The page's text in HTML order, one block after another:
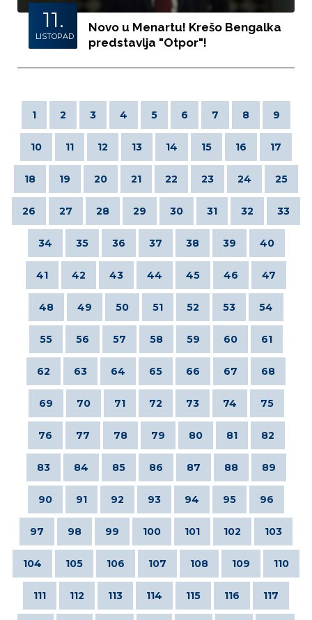
11.
LISTOPAD
Novo u Menartu! Krešo Bengalka
predstavlja "Otpor"!
1 2 3 4 5 6 7 8 9
10 11 12 13 14 15 16 17
18 19 20 21 22 23 24 25
26 27 28 29 30 31 32 33
34 35 36 37 38 39 40
41 42 43 44 45 46 47
48 49 50 51 52 53 54
55 56 57 58 59 60 61
62 63 64 65 66 67 68
69 70 71 72 73 74 75
76 77 78 79 80 81 82
83 84 85 86 87 88 89
90 91 92 93 94 95 96
97 98 99 100 101 102 103
104 105 106 107 108 109 110
111 112 113 114 115 116 117